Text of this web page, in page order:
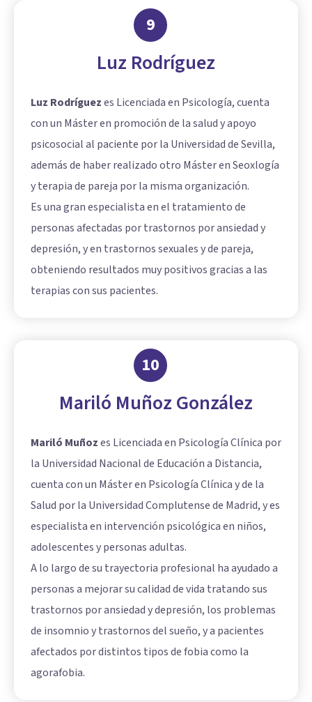
9
Luz Rodríguez
Luz Rodríguezes Licenciada en Psicología, cuenta
con un Máster en promoción de la salud y apoyo
psicosocial al paciente por la Universidad de Sevilla,
además de haber realizado otro Máster en Seoxlogía
y terapia de pareja por la misma organización.
Es una gran especialista en el tratamiento de
personas afectadas por trastornos por ansiedad y
depresión, y en trastornos sexuales y de pareja,
obteniendo resultados muy positivos gracias a las
terapias con sus pacientes.
10
Mariló Muñoz González
Mariló Muñozes Licenciada en Psicología Clínica por
la Universidad Nacional de Educación a Distancia,
cuenta con un Máster en Psicología Clínica y de la
Salud por la Universidad Complutense de Madrid, y es
especialista en intervención psicológica en niños,
adolescentes y personas adultas.
A lo largo de su trayectoria profesional ha ayudado a
personas a mejorar su calidad de vida tratando sus
trastornos por ansiedad y depresión, los problemas
de insomnio y trastornos del sueño, y a pacientes
afectados por distintos tipos de fobia como la
agorafobia.